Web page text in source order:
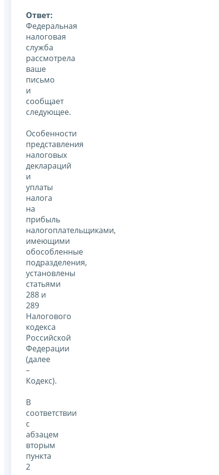
Ответ:
Федеральная
налоговая
служба
рассмотрела
ваше
письмо
и
сообщает
следующее.
Особенности
представления
налоговых
деклараций
и
уплаты
налога
на
прибыль
налогоплательщиками,
имеющими
обособленные
подразделения,
установлены
статьями
288 и
289
Налогового
кодекса
Российской
Федерации
(далее
–
Кодекс).
В
соответствии
с
абзацем
вторым
пункта
2